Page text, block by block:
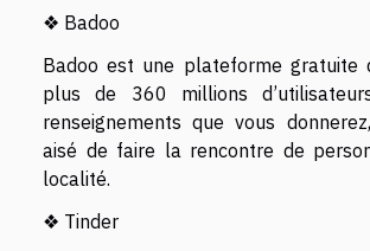
❖ Badoo
Badoo est une plateforme gratuite
plus de 360 millions
renseignements que vous
aisé de faire la rencontre de
localité.
❖ Tinder